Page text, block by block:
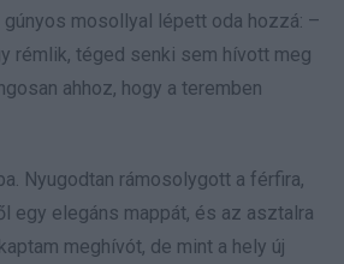
mosollyal lépett oda hozzá: –
rémlik, téged senki sem hívott meg
ahhoz, hogy a teremben
Nyugodtan rámosolygott a férfira,
egy elegáns mappát, és az asztalra
meghívót, de mint a hely új